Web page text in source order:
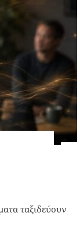
ταξιδεύουν